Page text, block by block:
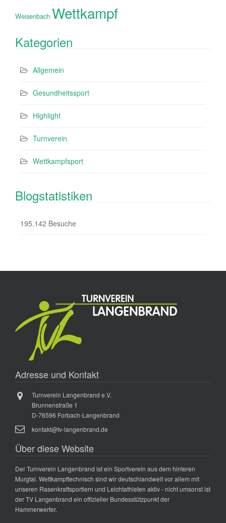
Weisenbach Wettkampf
Kategorien
Allgemein
Gesundheitssport
Highlight
Turnverein
Wettkampfsport
Blogstatistiken
195.142 Besuche
Adresse und Kontakt
Turnverein Langenbrand e.V.
Brunnenstraße 1
D-76596 Forbach-Langenbrand
kontakt@tv-langenbrand.de
Über diese Website
Der Turnverein Langenbrand ist ein Sportverein aus dem hinteren
Murgtal. Wettkampftechnisch sind wir deutschlandweit vor allem mit
unseren Rasenkraftsportlern und Leichtathleten aktiv - nicht umsonst ist
der TV Langenbrand ein offizieller Bundesstützpunkt der
Hammerwerfer.